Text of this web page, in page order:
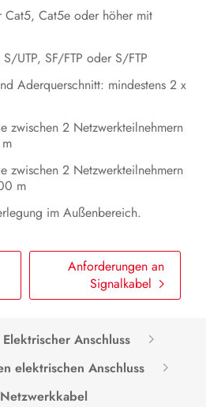
Cat5, Cat5e oder höher mit
UTP, SF/FTP oder S/FTP
Aderquerschnitt: mindestens 2 x
zwischen 2 Netzwerkteilnehmern
zwischen 2 Netzwerkteilnehmern
m
im Außenbereich.
Anforderungen an
Signalkabel
Elektrischer Anschluss
elektrischen Anschluss
schalten
Betrieb nehmen